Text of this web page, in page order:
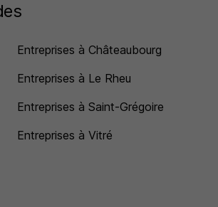
Entreprises à Châteaubourg
Entreprises à Le Rheu
Entreprises à Saint-Grégoire
Entreprises à Vitré